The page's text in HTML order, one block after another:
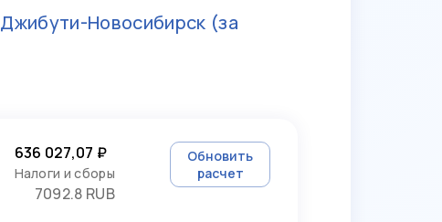
Джибути-Новосибирск (за
636 027,07 ₽
Налоги и сборы
7092.8 RUB
Обновить
расчет